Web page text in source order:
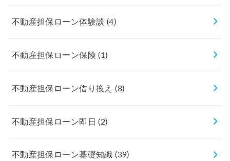
不動産担保ローン体験談 (4)
不動産担保ローン保険(1)
不動産担保ローン借り換え(8)
不動産担保ローン即日(2)
不動産担保ローン基礎知識(39)